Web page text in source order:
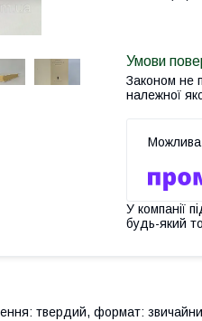
Законом не
належної
У компанії
будь-який
твердий, формат: